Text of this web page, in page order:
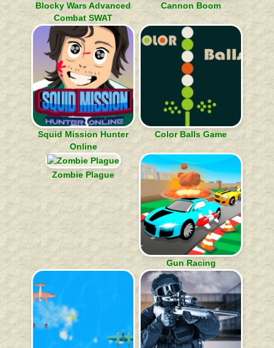
Blocky Wars Advanced
Combat SWAT
Cannon Boom
Squid Mission Hunter
Online
Color Balls Game
Zombie Plague
Gun Racing